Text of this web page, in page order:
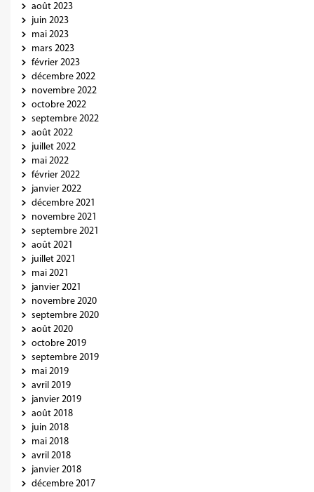
août 2023
juin 2023
mai 2023
mars 2023
février 2023
décembre 2022
novembre 2022
octobre 2022
septembre 2022
août 2022
juillet 2022
mai 2022
février 2022
janvier 2022
décembre 2021
novembre 2021
septembre 2021
août 2021
juillet 2021
mai 2021
janvier 2021
novembre 2020
septembre 2020
août 2020
octobre 2019
septembre 2019
mai 2019
avril 2019
janvier 2019
août 2018
juin 2018
mai 2018
avril 2018
janvier 2018
décembre 2017